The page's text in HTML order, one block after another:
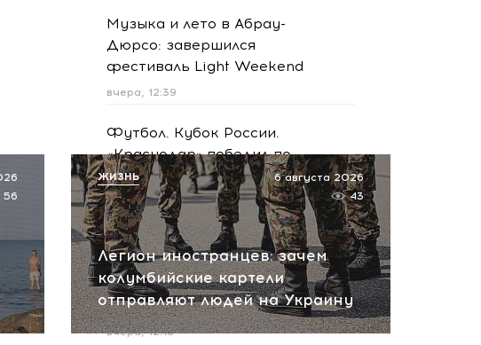
Музыка и лето в Абрау-
Дюрсо: завершился
фестиваль Light Weekend
вчера, 12:39
Футбол. Кубок России.
«Краснодар» победил по
пенальти «Ахмат»
вчера, 12:30
Масштабная атака на
Ярославскую область!
Обломки БПЛА вызвали
пожар на НПЗ
вчера, 12:18
56
Легион иностранцев: зачем
колумбийские картели
отправляют людей на Украину
6 августа 2026
43
ЖИЗНЬ